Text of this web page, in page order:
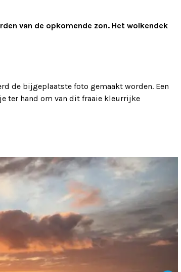
van de opkomende zon. Het wolkendek
de bijgeplaatste foto gemaakt worden. Een
ter hand om van dit fraaie kleurrijke